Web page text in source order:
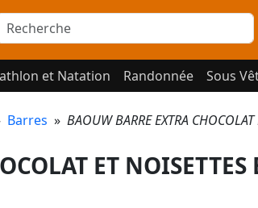
et Natation Randonnée Sous
Barres » BAOUW BARRE EXTRA
ET